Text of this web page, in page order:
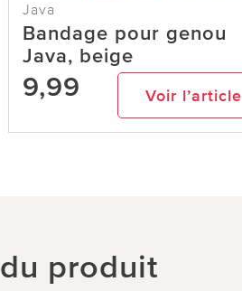
Java
Bandage pour genou
Java, beige
9,99 Voir l’article
produit